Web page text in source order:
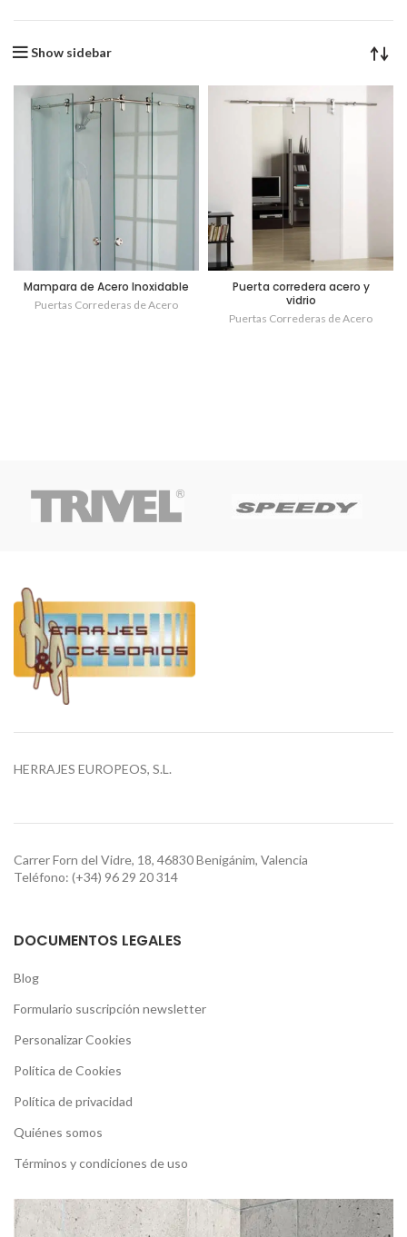
Show sidebar
Mampara de Acero Inoxidable
Puertas Correderas de Acero
Puerta corredera acero y
vidrio
Puertas Correderas de Acero
HERRAJES EUROPEOS, S.L.
Carrer Forn del Vidre, 18, 46830 Benigánim, Valencia
Teléfono: (+34) 96 29 20 314
DOCUMENTOS LEGALES
Blog
Formulario suscripción newsletter
Personalizar Cookies
Política de Cookies
Política de privacidad
Quiénes somos
Términos y condiciones de uso